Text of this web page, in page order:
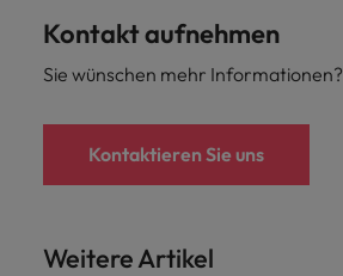
Kontakt aufnehmen
Sie wünschen mehr Informationen?
Kontaktieren Sie uns
Weitere Artikel